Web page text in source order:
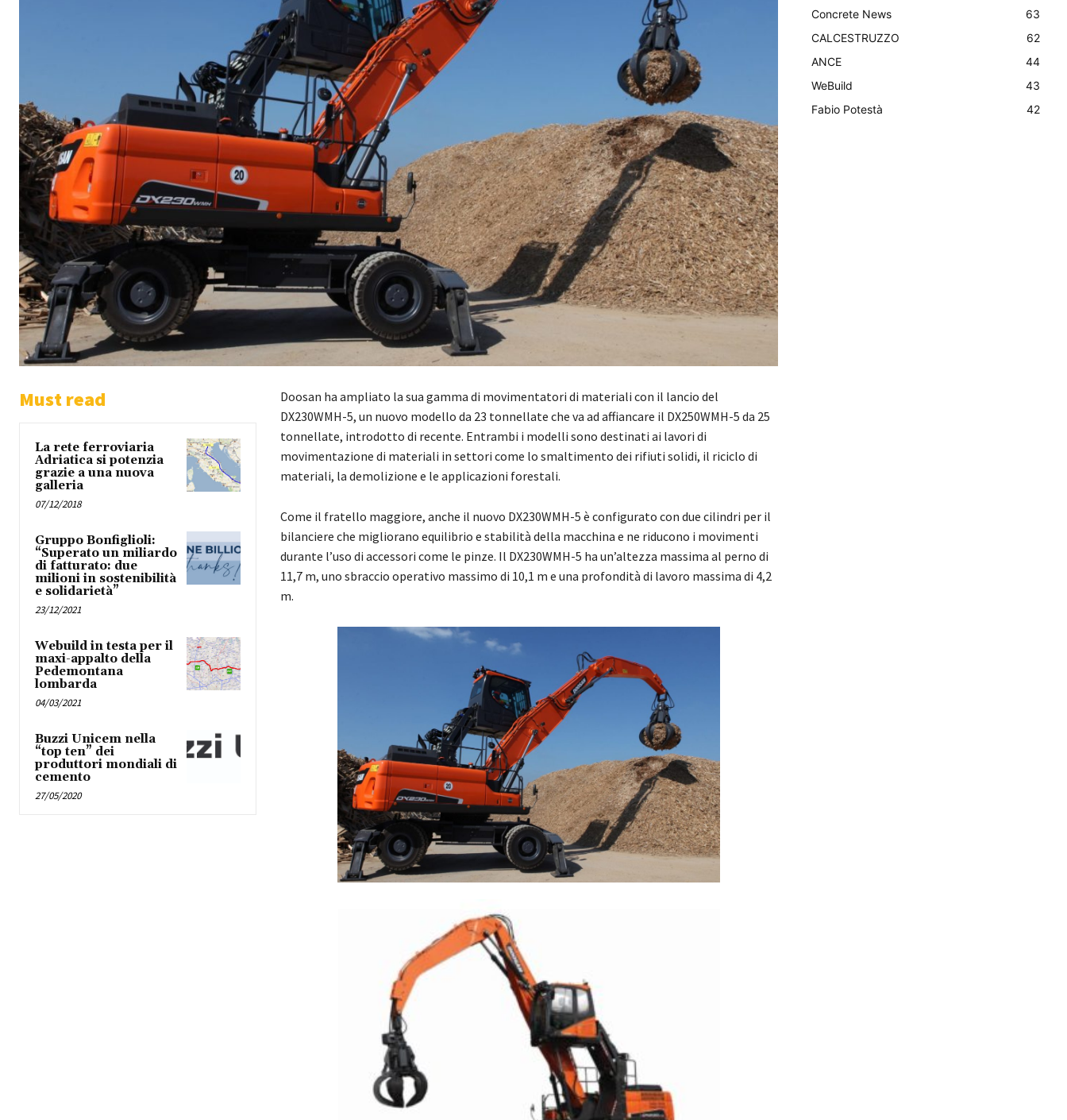
Must read
La rete ferroviaria
Adriatica si potenzia
grazie a una nuova
galleria
07/12/2018
Gruppo Bonfiglioli:
“Superato un miliardo
di fatturato: due
milioni in sostenibilità
e solidarietà”
23/12/2021
Webuild in testa per il
maxi-appalto della
Pedemontana
lombarda
04/03/2021
Buzzi Unicem nella
“top ten” dei
produttori mondiali di
cemento
27/05/2020
Doosan ha ampliato la sua gamma di movimentatori di materiali con il lancio del
DX230WMH-5, un nuovo modello da 23 tonnellate che va ad affiancare il DX250WMH-5 da 25
tonnellate, introdotto di recente. Entrambi i modelli sono destinati ai lavori di
movimentazione di materiali in settori come lo smaltimento dei rifiuti solidi, il riciclo di
materiali, la demolizione e le applicazioni forestali.
Come il fratello maggiore, anche il nuovo DX230WMH-5 è configurato con due cilindri per il
bilanciere che migliorano equilibrio e stabilità della macchina e ne riducono i movimenti
durante l’uso di accessori come le pinze. Il DX230WMH-5 ha un’altezza massima al perno di
11,7 m, uno sbraccio operativo massimo di 10,1 m e una profondità di lavoro massima di 4,2
m.
Concrete News
63
CALCESTRUZZO
62
ANCE
44
WeBuild
43
Fabio Potestà
42